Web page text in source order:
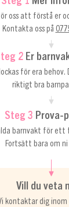
oss att förstå er
Kontakta oss på
2 Er
för era
riktigt bra
Steg 3 Prova-
barnvakt för ett
Fortsätt bara om ni
Vill du veta
kontaktar dig